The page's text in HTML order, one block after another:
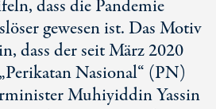
dass die Pandemie
gewesen ist. Das Motiv
dass der seit März 2020
Nasional“ (PN)
Muhiyiddin Yassin